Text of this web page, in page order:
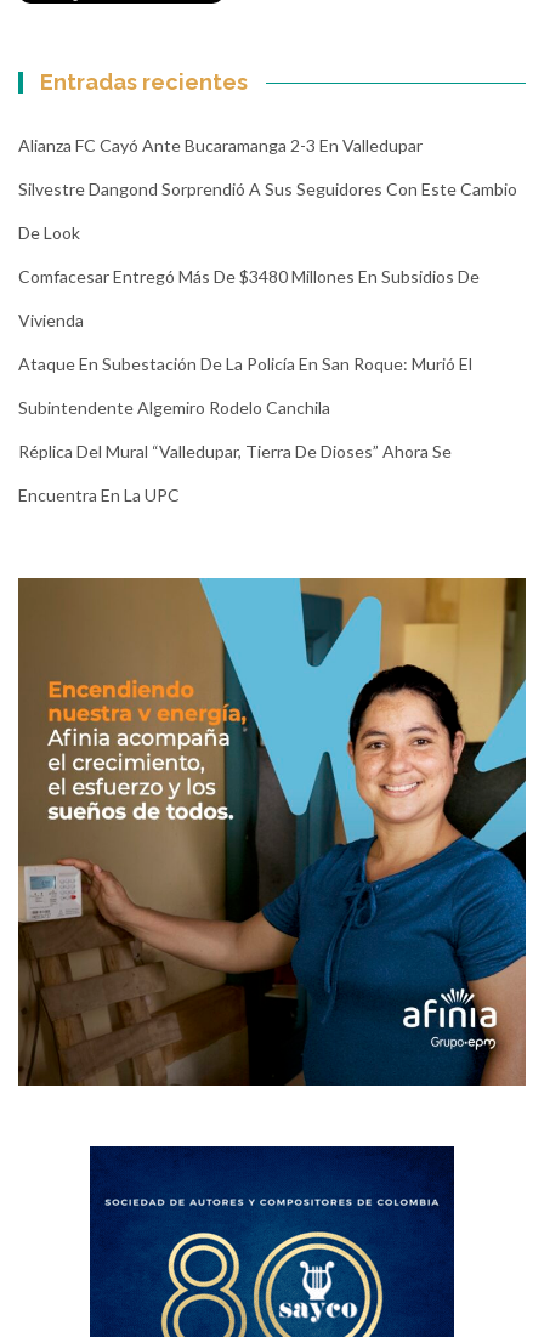
Entradas recientes
Alianza FC Cayó Ante Bucaramanga 2-3 En Valledupar
Silvestre Dangond Sorprendió A Sus Seguidores Con Este Cambio
De Look
Comfacesar Entregó Más De $3480 Millones En Subsidios De
Vivienda
Ataque En Subestación De La Policía En San Roque: Murió El
Subintendente Algemiro Rodelo Canchila
Réplica Del Mural “Valledupar, Tierra De Dioses” Ahora Se
Encuentra En La UPC